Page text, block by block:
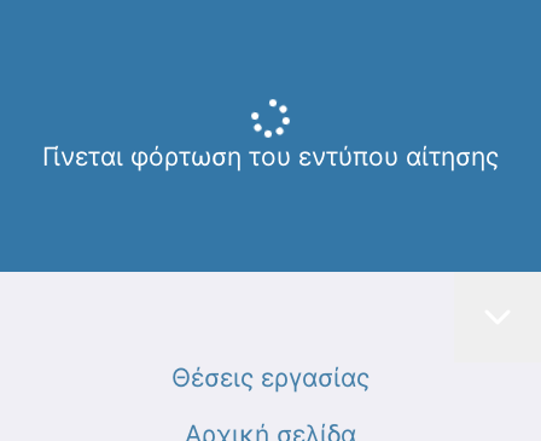
Γίνεται φόρτωση του εντύπου αίτησης
Θέσεις εργασίας
Αρχική σελίδα